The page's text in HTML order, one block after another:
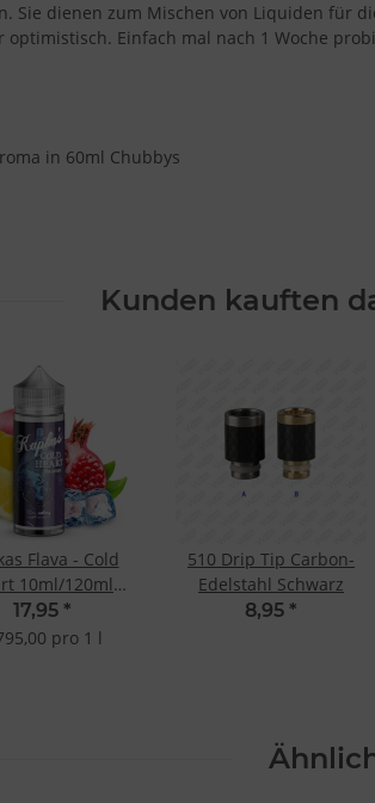
Sie dienen zum Mischen von Liquiden für
optimistisch. Einfach mal nach 1 Woche
in 60ml Chubbys
Kunden kauften
Flava - Cold
10ml/120ml
Aroma
17,95 *
pro 1 l
510 Drip Tip Carbon-
Edelstahl Schwarz
8,95 *